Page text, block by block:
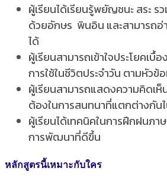
ผู้เรียนได้เรียนรู้พยัญชนะ สระ ร
ด้วยอักษร พินอิน และสามารถอ่
ได้
ผู้เรียนสามารถเข้าใจประโยคเ
การใช้ในชีวิตประจำวัน ตามหัวข้
ผู้เรียนสามารถแสดงความคิดเห็
ต้องในการสนทนาที่แตกต่างกันไ
ผู้เรียนได้เทคนิคในการฝึกฝนภ
การพัฒนาที่ดีขึ้น
หลักสูตรนี้เหมาะกับใคร